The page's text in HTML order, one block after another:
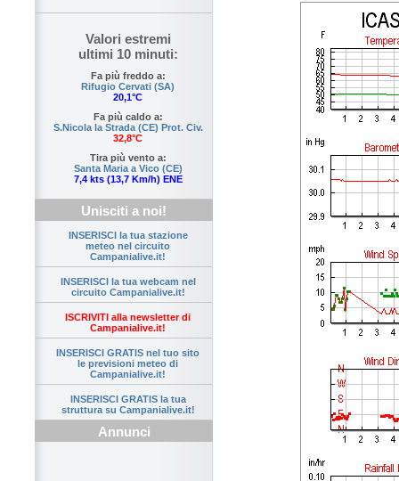
Valori estremi
ultimi 10 minuti:
Fa più freddo a:
Rifugio Cervati (SA)
20,1°C
Fa più caldo a:
S.Nicola la Strada (CE) Prot. Civ.
32,8°C
Tira più vento a:
Santa Maria a Vico (CE)
7,4 kts (13,7 Km/h) ENE
Unisciti a noi!
INSERISCI la tua stazione
meteo nel circuito
Campanialive.it!
INSERISCI la tua webcam nel
circuito Campanialive.it!
ISCRIVITI alla newsletter di
Campanialive.it!
INSERISCI GRATIS nel tuo sito
le previsioni meteo di
Campanialive.it!
INSERISCI GRATIS la tua
struttura su Campanialive.it!
Annunci